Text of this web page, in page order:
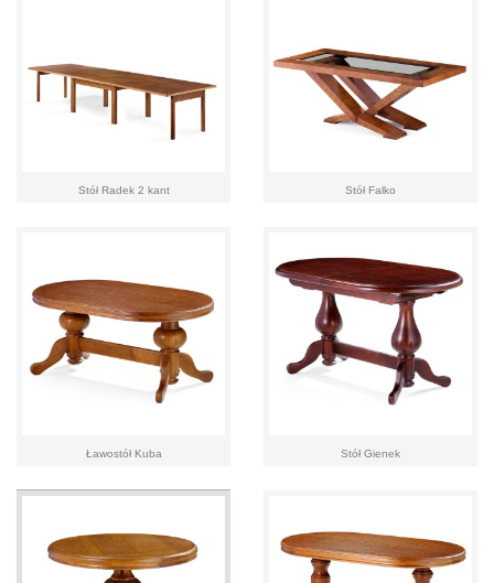
Stół Radek 2 kant Stół Falko
Ławostół Kuba Stół Gienek